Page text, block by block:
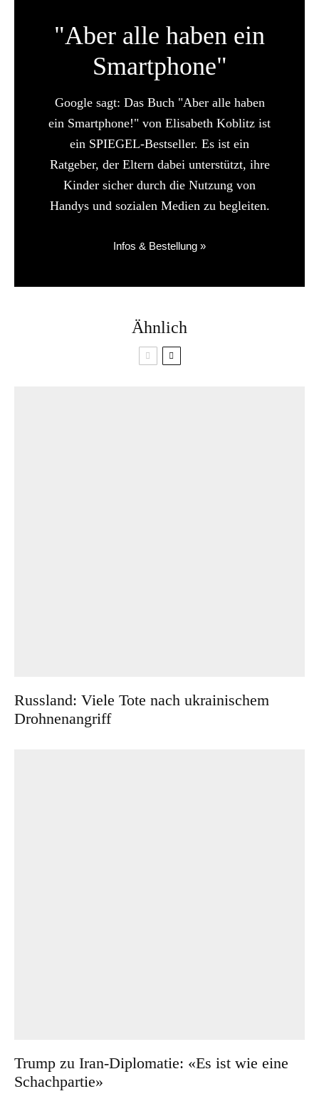
"Aber alle haben ein
Smartphone"
Google sagt: Das Buch "Aber alle haben
ein Smartphone!" von Elisabeth Koblitz ist
ein SPIEGEL-Bestseller. Es ist ein
Ratgeber, der Eltern dabei unterstützt, ihre
Kinder sicher durch die Nutzung von
Handys und sozialen Medien zu begleiten.
Infos & Bestellung »
Ähnlich
Russland: Viele Tote nach ukrainischem
Drohnenangriff
Trump zu Iran-Diplomatie: «Es ist wie eine
Schachpartie»